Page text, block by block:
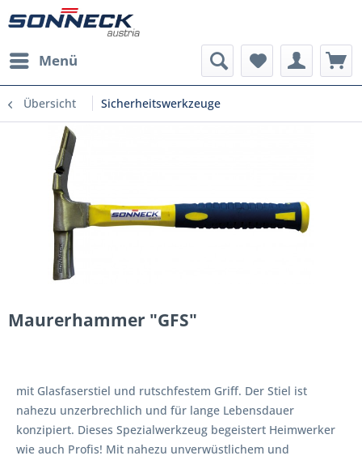
Menü
Übersicht Sicherheitswerkzeuge
Maurerhammer "GFS"
mit Glasfaserstiel und rutschfestem Griff. Der Stiel ist
nahezu unzerbrechlich und für lange Lebensdauer
konzipiert. Dieses Spezialwerkzeug begeistert Heimwerker
wie auch Profis! Mit nahezu unverwüstlichem und